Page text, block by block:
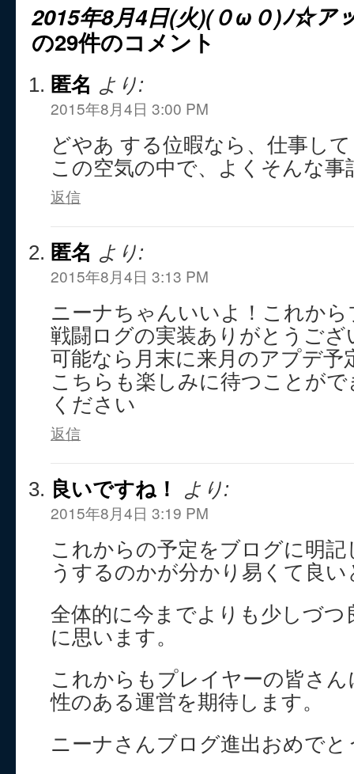
2015年8月4日(火)(０ω０)ﾉ☆ア
の29件のコメント
匿名 より:
2015年8月4日 3:00 PM
どやあ する位暇なら、仕事し
この空気の中で、よくそんな事
返信
匿名 より:
2015年8月4日 3:13 PM
ニーナちゃんいいよ！これか
戦闘ログの実装ありがとうござ
可能なら月末に来月のアプデ予
こちらも楽しみに待つことが
ください
返信
良いですね！ より:
2015年8月4日 3:19 PM
これからの予定をブログに明
うするのかが分かり易くて良
全体的に今までよりも少しづ
に思います。
これからもプレイヤーの皆さ
性のある運営を期待します。
ニーナさんブログ進出おめで